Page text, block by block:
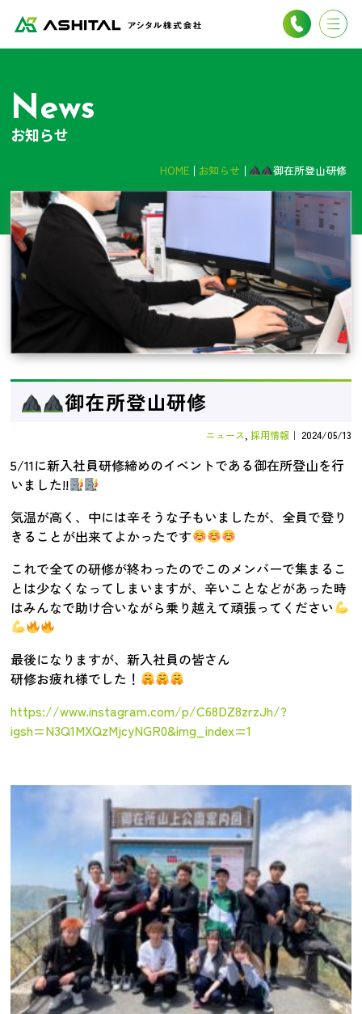
News
お知らせ
HOME お知らせ 御在所登山研修
御在所登山研修
ニュース 採用情報 ｜ 2024/05/13
5/11に新入社員研修締めのイベントである御在所登山を行
いました!!
気温が高く、中には辛そうな子もいましたが、全員で登り
きることが出来てよかったです
これで全ての研修が終わったのでこのメンバーで集まるこ
とは少なくなってしまいますが、辛いことなどがあった時
はみんなで助け合いながら乗り越えて頑張ってください
最後になりますが、新入社員の皆さん
研修お疲れ様でした！
https://www.instagram.com/p/C68DZ8zrzJh/?
igsh=N3Q1MXQzMjcyNGR0&img_index=1